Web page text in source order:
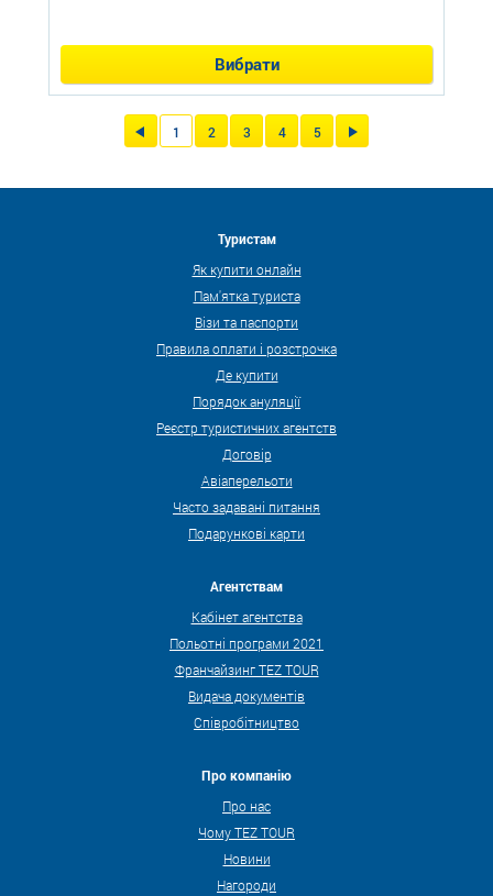
Вибрати
1 2 3 4 5
Туристам
Як купити онлайн
Пам'ятка туриста
Візи та паспорти
Правила оплати і розстрочка
Де купити
Порядок ануляції
Реєстр туристичних агентств
Договір
Авіаперельоти
Часто задавані питання
Подарункові карти
Агентствам
Кабінет агентства
Польотні програми 2021
Франчайзинг TEZ TOUR
Видача документів
Співробітництво
Про компанію
Про нас
Чому TEZ TOUR
Новини
Нагороди